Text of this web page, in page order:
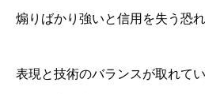
煽りばかり強いと信用を失う恐れ
表現と技術のバランスが取れて